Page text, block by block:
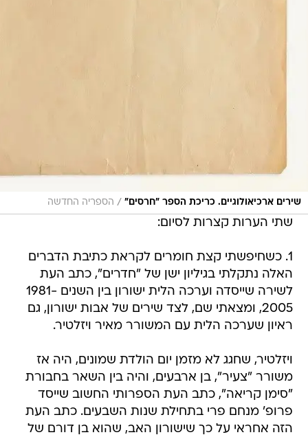
שירים ארכיאולוגיים. כריכת הספר "חרסים" / הספריה החדשה
שתי הערות קצרות לסיום:
1. כשחיפשתי קצת חומרים לקראת כתיבת הדברים
האלה נתקלתי בגיליון ישן של "חדרים", כתב העת
לשירה שייסדה וערכה הלית ישורון בין השנים 1981-
2005, ומצאתי שם, לצד שירים של אבות ישורון, גם
ראיון שערכה הלית עם המשורר מאיר ויזלטיר.
ויזלטיר, שחגג לא מזמן יום הולדת שמונים, היה אז
משורר "צעיר", בן ארבעים, והיה בין השאר בחבורת
"סימן קריאה", כתב העת הספרותי החשוב שייסד
פרופ' מנחם פרי בתחילת שנות השבעים. כתב העת
הזה אחראי על כך שישורון האב, שהוא בן דורם של